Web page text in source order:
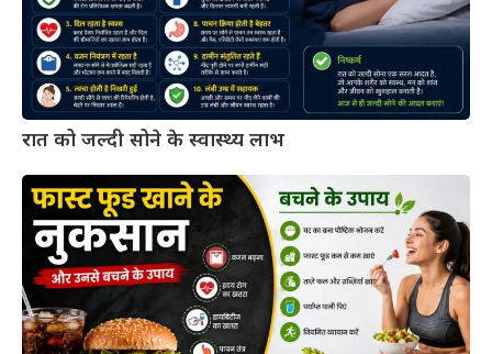
रात को जल्दी सोने के स्वास्थ्य लाभ